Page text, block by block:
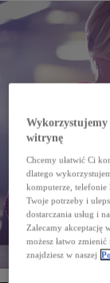
Wykorzystujemy
witrynę
Chcemy ułatwić Ci
dlatego
komputerze,
Twoje potrzeby i
dostarczania usług i
Zalecamy akceptację
możesz łatwo
znajdziesz w naszej